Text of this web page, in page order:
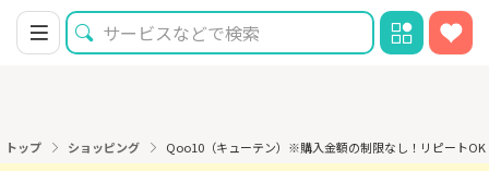
トップ ショッピング Qoo10（キューテン）※購入金額の制限なし！リピートOK